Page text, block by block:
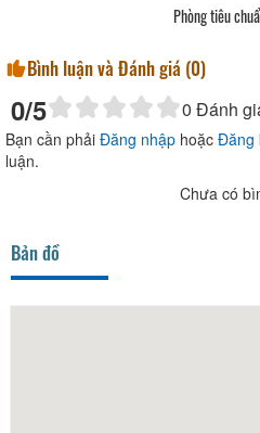
Phòng tiêu
Bình luận và Đánh giá (0)
0/5 0 Đánh
Bạn cần phải Đăng nhập hoặc Đăng
luận.
Chưa có
Bản đồ